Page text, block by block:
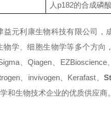
人 p182的合成磷酸
益元利康生物科技有限公司，
学、细胞生物学等多个方
、Qiagen EZBioscience
invivogen、 Kerafast 、
和生物技术企业的优质供应商。